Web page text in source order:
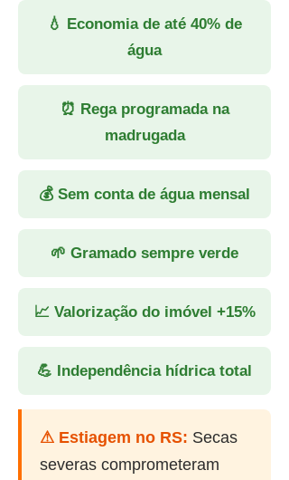
💧 Economia de até 40% de
água
⏰ Rega programada na
madrugada
💰 Sem conta de água mensal
🌱 Gramado sempre verde
📈 Valorização do imóvel +15%
💪 Independência hídrica total
⚠ Estiagem no RS: Secas
severas comprometeram